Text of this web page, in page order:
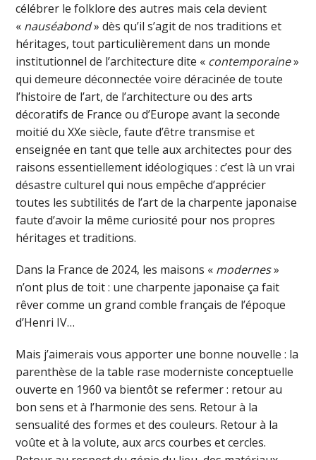
célébrer le folklore des autres mais cela devient
« nauséabond» dès qu’il s’agit de nos traditions et
héritages, tout particulièrement dans un monde
institutionnel de l’architecture dite « contemporaine»
qui demeure déconnectée voire déracinée de toute
l’histoire de l’art, de l’architecture ou des arts
décoratifs de France ou d’Europe avant la seconde
moitié du XXe siècle, faute d’être transmise et
enseignée en tant que telle aux architectes pour des
raisons essentiellement idéologiques : c’est là un vrai
désastre culturel qui nous empêche d’apprécier
toutes les subtilités de l’art de la charpente japonaise
faute d’avoir la même curiosité pour nos propres
héritages et traditions.
Dans la France de 2024, les maisons « modernes»
n’ont plus de toit : une charpente japonaise ça fait
rêver comme un grand comble français de l’époque
d’Henri IV…
Mais j’aimerais vous apporter une bonne nouvelle : la
parenthèse de la table rase moderniste conceptuelle
ouverte en 1960 va bientôt se refermer : retour au
bon sens et à l’harmonie des sens. Retour à la
sensualité des formes et des couleurs. Retour à la
voûte et à la volute, aux arcs courbes et cercles.